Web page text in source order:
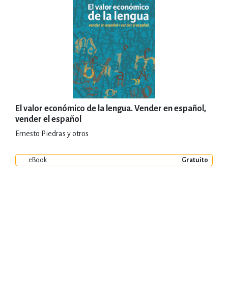
El valor económico de la lengua. Vender en español,
vender el español
Ernesto Piedras y otros
eBook Gratuito